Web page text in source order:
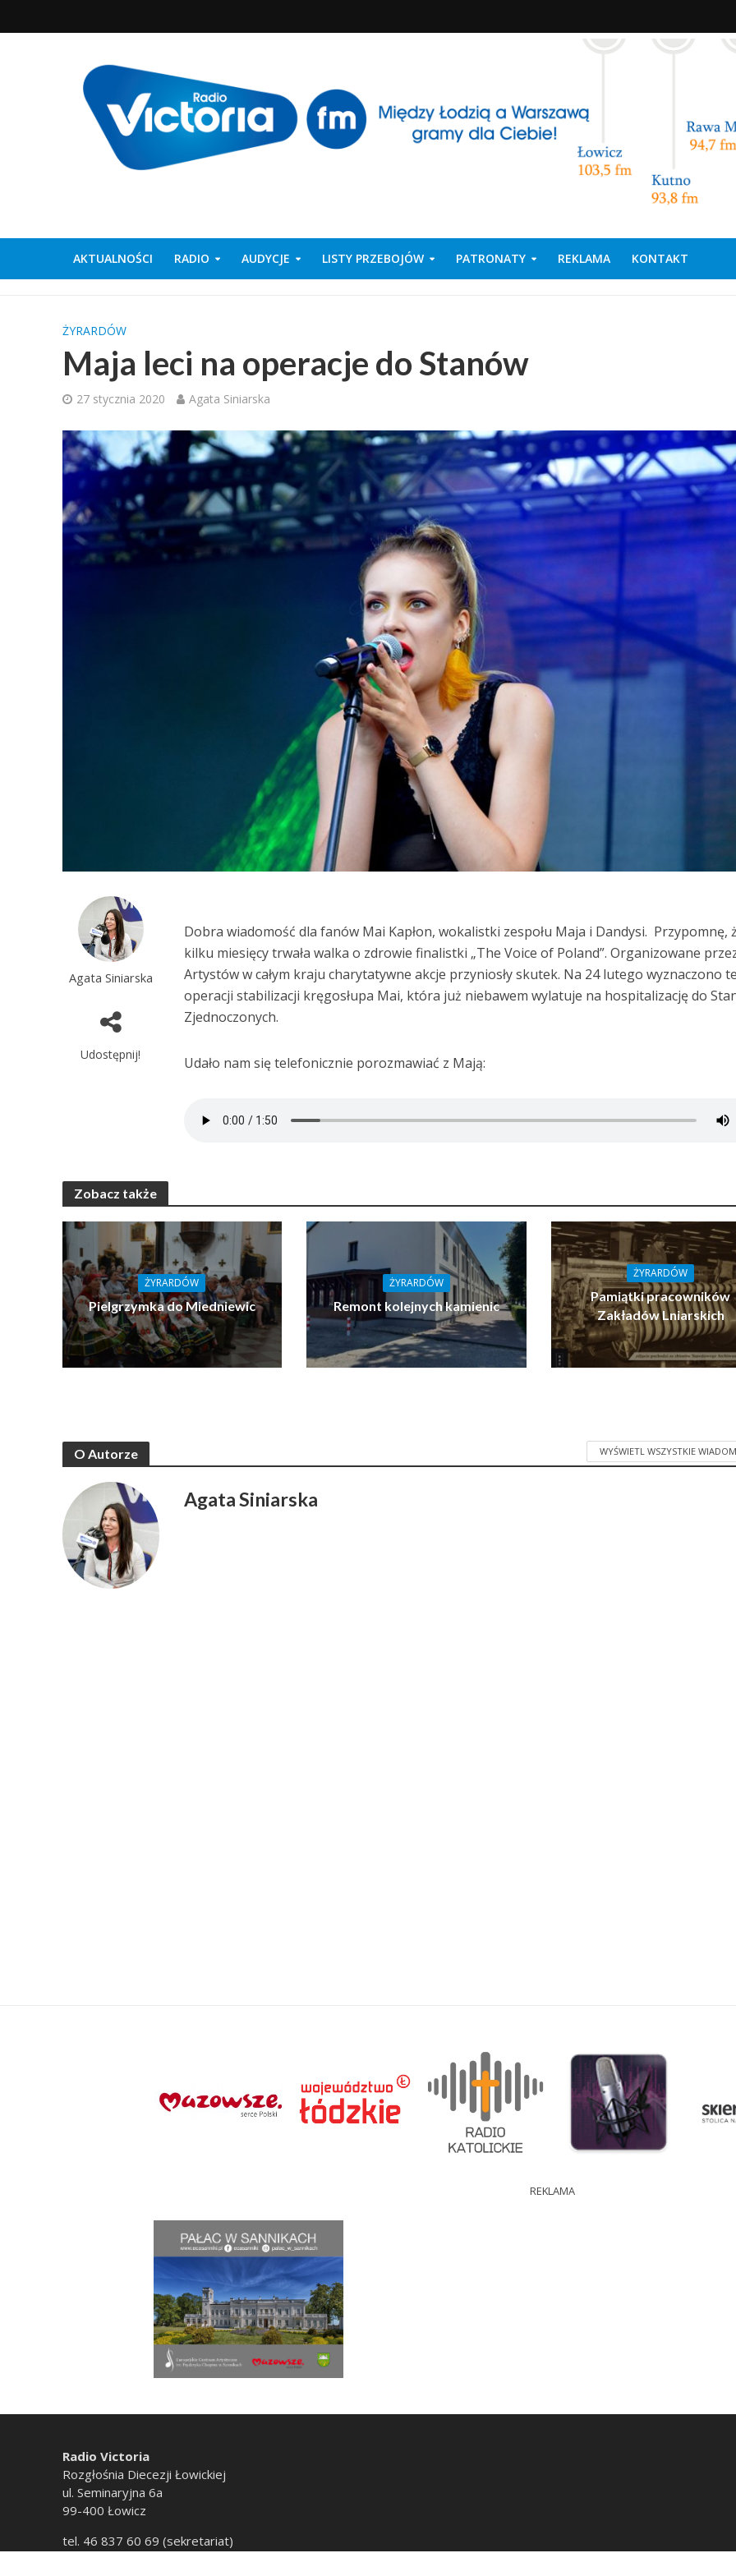
AKTUALNOŚCI RADIO AUDYCJE LISTY PRZEBOJÓW PATRONATY REKLAMA KONTAKT
ŻYRARDÓW
Maja leci na operacje do Stanów
27 stycznia 2020 Agata Siniarska
Agata Siniarska
Udostępnij!
Dobra wiadomość dla fanów Mai Kapłon, wokalistki zespołu Maja i Dandysi. Przypomnę,
kilku miesięcy trwała walka o zdrowie finalistki „The Voice of Poland”. Organizowane
Artystów w całym kraju charytatywne akcje przyniosły skutek. Na 24 lutego wyznaczono
operacji stabilizacji kręgosłupa Mai, która już niebawem wylatuje na hospitalizację do
Zjednoczonych.
Udało nam się telefonicznie porozmawiać z Mają:
Zobacz także
ŻYRARDÓW
Pielgrzymka do Miedniewic
ŻYRARDÓW
Remont kolejnych kamienic
ŻYRARDÓW
Pamiątki pracowników
Zakładów Lniarskich
O Autorze WYŚWIETL WSZYSTKIE
Agata Siniarska
REKLAMA
Radio Victoria
Rozgłośnia Diecezji Łowickiej
ul. Seminaryjna 6a
99-400 Łowicz
tel. 46 837 60 69 (sekretariat)